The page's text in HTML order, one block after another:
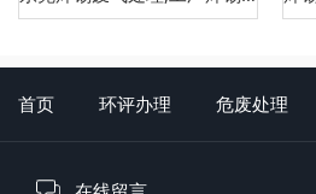
首页 环评办理 危废处理